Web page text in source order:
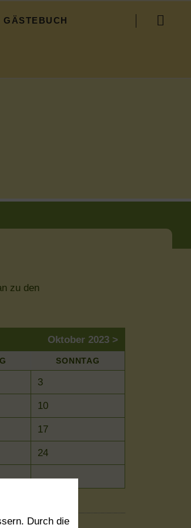
GÄSTEBUCH
zu den
Oktober 2023 >
SO NNTAG
3
10
17
24
Durch die